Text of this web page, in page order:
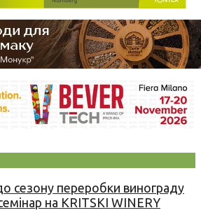
сезону переробки винограду
на KRITSKI WINERY